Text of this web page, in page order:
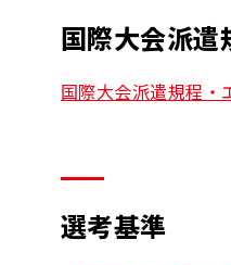
国際大会派遣
国際大会派遣規程・
選考基準